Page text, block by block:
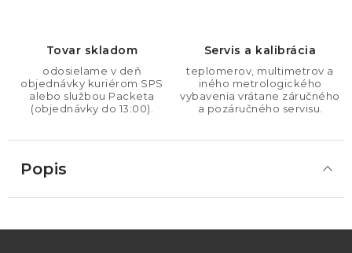
Tovar skladom
odosielame v deň
objednávky kuriérom SPS
alebo službou Packeta
(objednávky do 13:00).
Servis a kalibrácia
teplomerov, multimetrov a
iného metrologického
vybavenia vrátane záručného
a pozáručného servisu.
Popis